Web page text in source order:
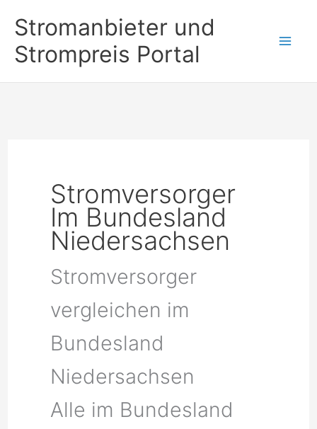
Inhalt
springen
Stromanbieter und
Strompreis Portal
Stromversorger
Im Bundesland
Niedersachsen
Stromversorger
vergleichen im
Bundesland
Niedersachsen
Alle im Bundesland